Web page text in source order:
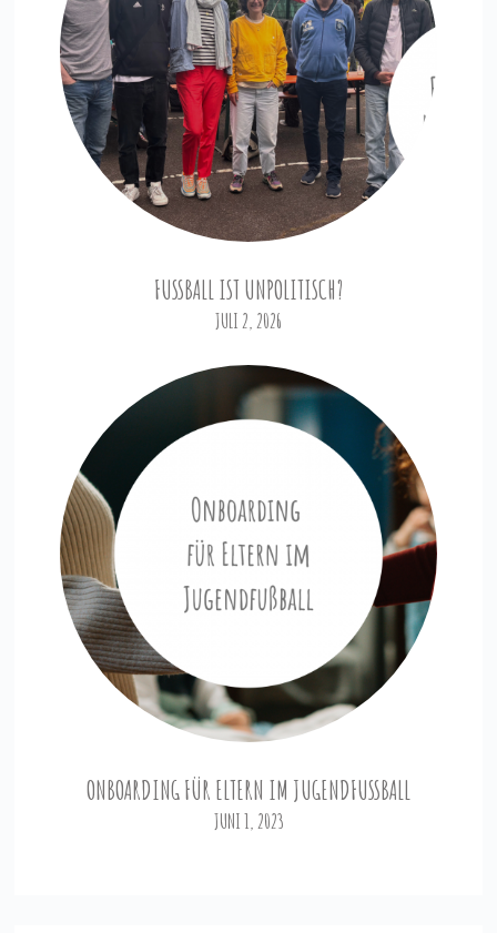
FUSSBALL IST UNPOLITISCH?
JULI 2, 2026
ONBOARDING FÜR ELTERN IM JUGENDFUSSBALL
JUNI 1, 2023